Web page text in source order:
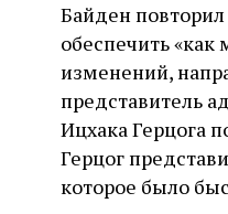
Байден
обеспечить
изменений,
представитель
Ицхака Герцога
Герцог
которое было
частности,
стену. Он,
необычайное
отказался
чтобы не
количество
5 августа